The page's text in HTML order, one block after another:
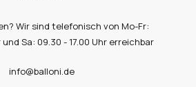
Wir sind telefonisch von Mo-Fr:
und Sa: 09.30 - 17.00 Uhr erreichbar
info@balloni.de